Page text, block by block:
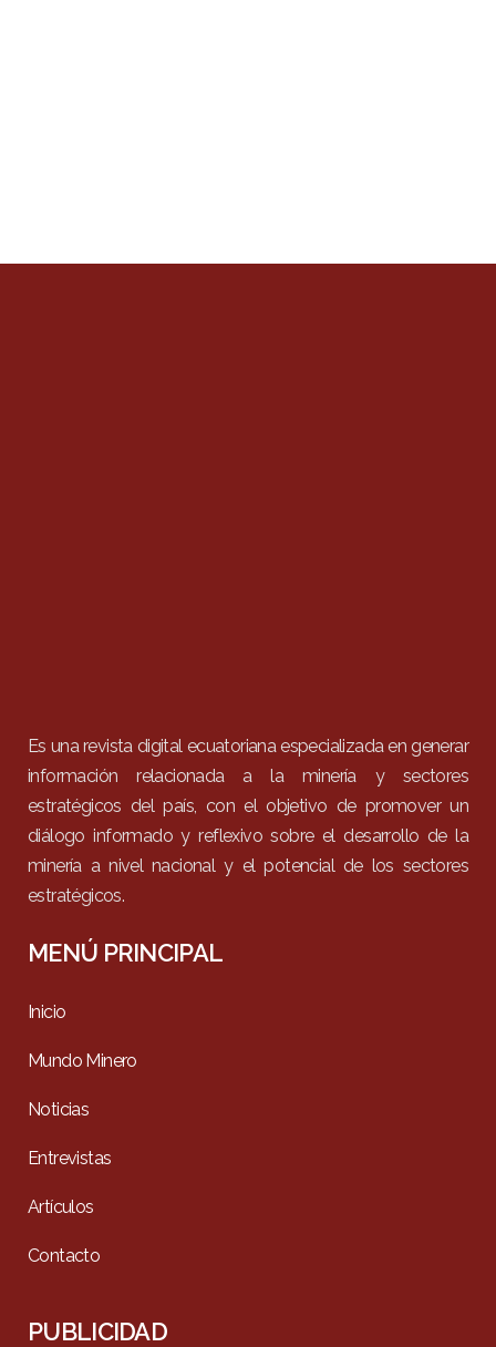
Es una revista digital ecuatoriana especializada en generar
información relacionada a la minería y sectores
estratégicos del país, con el objetivo de promover un
diálogo informado y reflexivo sobre el desarrollo de la
minería a nivel nacional y el potencial de los sectores
estratégicos.
MENÚ PRINCIPAL
Inicio
Mundo Minero
Noticias
Entrevistas
Artículos
Contacto
PUBLICIDAD